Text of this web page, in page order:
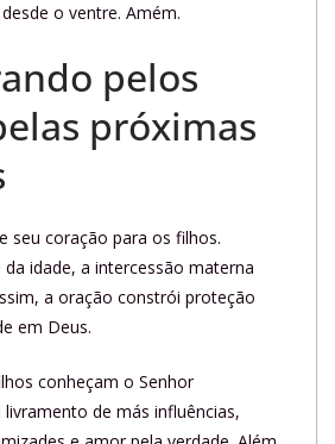
o ventre. Amém.
pelos
próximas
seu coração para os filhos.
idade, a intercessão materna
a oração constrói proteção
em Deus.
conheçam o Senhor
de más influências,